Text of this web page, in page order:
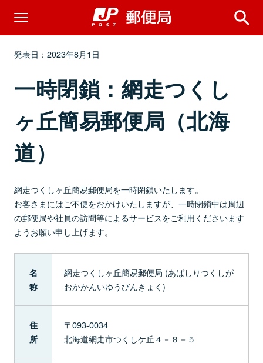
発表日：2023年8月1日
一時閉鎖：網走つくし
ヶ丘簡易郵便局（北海
道）
網走つくしヶ丘簡易郵便局を一時閉鎖いたします。
お客さまにはご不便をおかけいたしますが、一時閉鎖中は周辺
の郵便局や社員の訪問等によるサービスをご利用くださいます
ようお願い申し上げます。
名
称
網走つくしヶ丘簡易郵便局 (あばしりつくしが
おかかんいゆうびんきょく)
住
所
〒093-0034
北海道網走市つくしケ丘４－８－５